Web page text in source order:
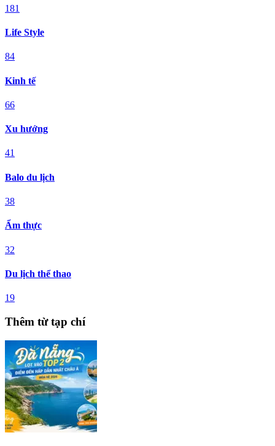
181
Life Style
84
Kinh tế
66
Xu hướng
41
Balo du lịch
38
Ẩm thực
32
Du lịch thể thao
19
Thêm từ tạp chí